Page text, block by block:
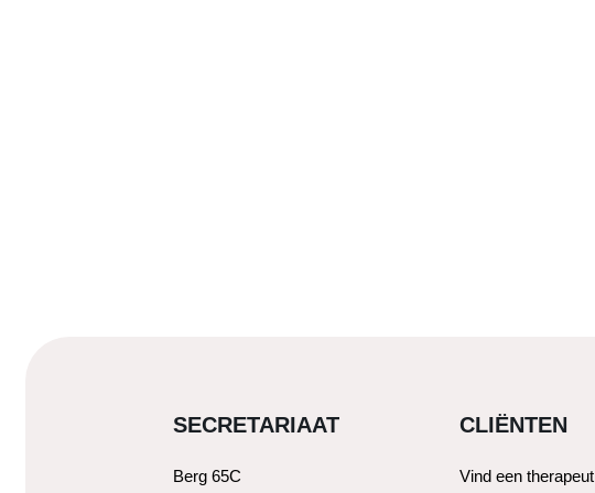
SECRETARIAAT
Berg 65C
CLIËNTEN
Vind een therapeut